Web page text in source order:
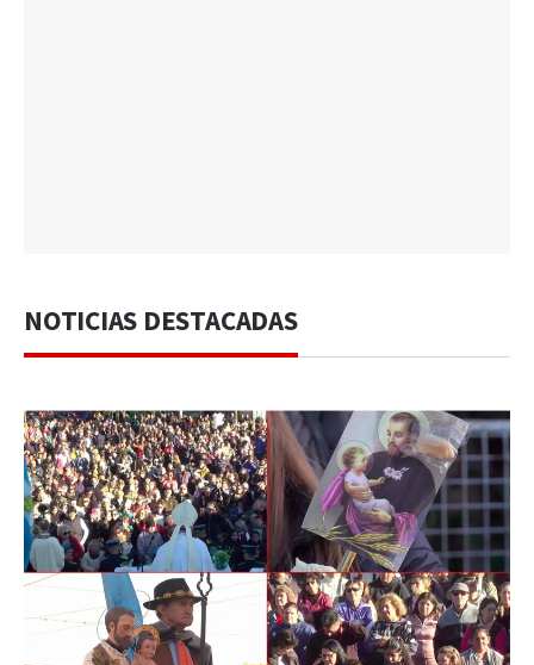
NOTICIAS DESTACADAS